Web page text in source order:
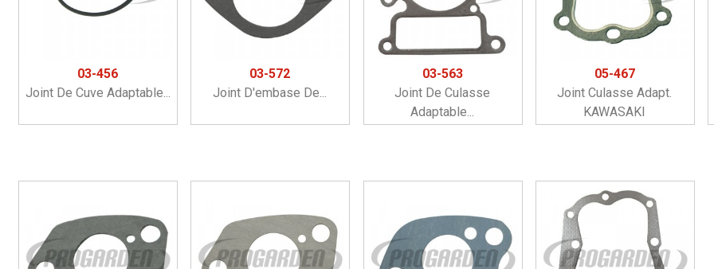
03-456
Joint De Cuve Adaptable...
03-572
Joint D'embase De...
03-563
Joint De Culasse
Adaptable...
05-467
Joint Culasse Adapt.
KAWASAKI